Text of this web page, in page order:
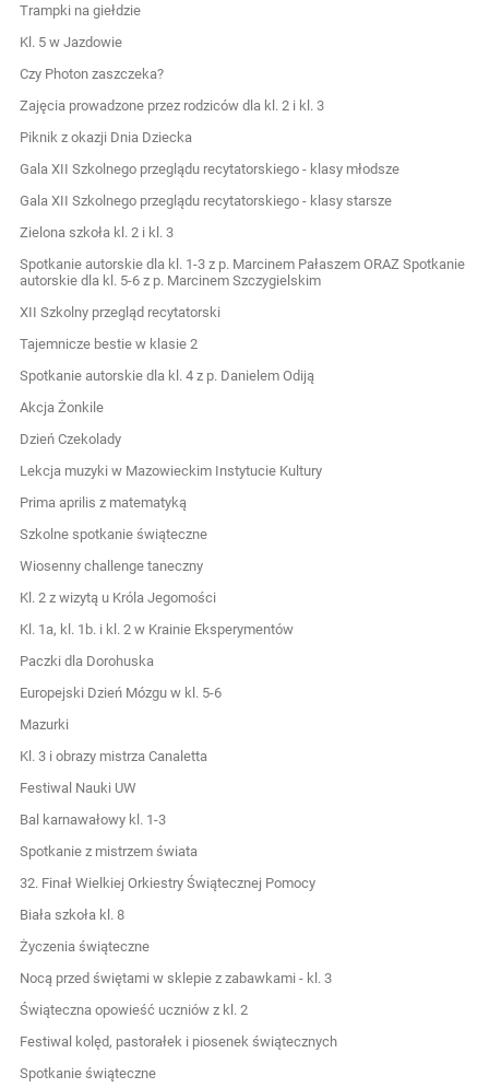
Trampki na giełdzie
Kl. 5 w Jazdowie
Czy Photon zaszczeka?
Zajęcia prowadzone przez rodziców dla kl. 2 i kl. 3
Piknik z okazji Dnia Dziecka
Gala XII Szkolnego przeglądu recytatorskiego - klasy młodsze
Gala XII Szkolnego przeglądu recytatorskiego - klasy starsze
Zielona szkoła kl. 2 i kl. 3
Spotkanie autorskie dla kl. 1-3 z p. Marcinem Pałaszem ORAZ Spotkanie
autorskie dla kl. 5-6 z p. Marcinem Szczygielskim
XII Szkolny przegląd recytatorski
Tajemnicze bestie w klasie 2
Spotkanie autorskie dla kl. 4 z p. Danielem Odiją
Akcja Żonkile
Dzień Czekolady
Lekcja muzyki w Mazowieckim Instytucie Kultury
Prima aprilis z matematyką
Szkolne spotkanie świąteczne
Wiosenny challenge taneczny
Kl. 2 z wizytą u Króla Jegomości
Kl. 1a, kl. 1b. i kl. 2 w Krainie Eksperymentów
Paczki dla Dorohuska
Europejski Dzień Mózgu w kl. 5-6
Mazurki
Kl. 3 i obrazy mistrza Canaletta
Festiwal Nauki UW
Bal karnawałowy kl. 1-3
Spotkanie z mistrzem świata
32. Finał Wielkiej Orkiestry Świątecznej Pomocy
Biała szkoła kl. 8
Życzenia świąteczne
Nocą przed świętami w sklepie z zabawkami - kl. 3
Świąteczna opowieść uczniów z kl. 2
Festiwal kolęd, pastorałek i piosenek świątecznych
Spotkanie świąteczne